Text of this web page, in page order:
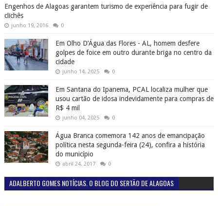
Engenhos de Alagoas garantem turismo de experiência para fugir de
clichês
junho 19, 2016 0
Em Olho D’Água das Flores - AL, homem desfere
golpes de foice em outro durante briga no centro da
cidade
junho 14, 2025 0
Em Santana do Ipanema, PCAL localiza mulher que
usou cartão de idosa indevidamente para compras de
R$ 4 mil
junho 04, 2025 0
Água Branca comemora 142 anos de emancipação
política nesta segunda-feira (24), confira a história
do município
abril 24, 2017 0
ADALBERTO GOMES NOTÍCIAS. O BLOG DO SERTÃO DE ALAGOAS